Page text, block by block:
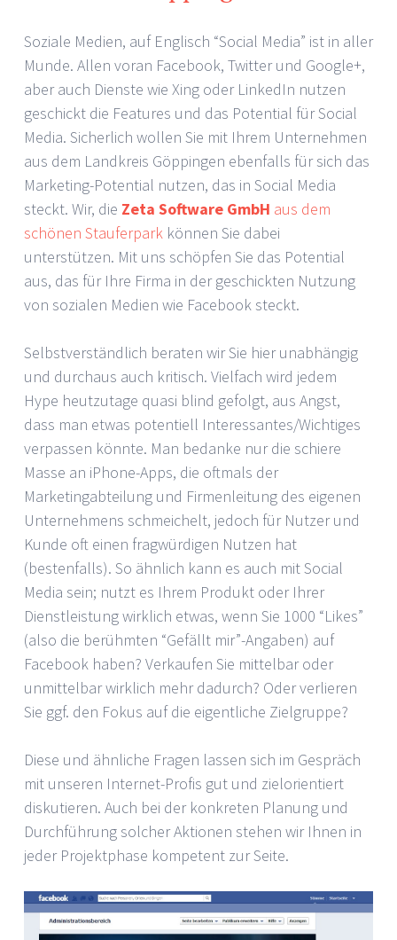
Soziale Medien, auf Englisch “Social Media” ist in aller
Munde. Allen voran Facebook, Twitter und Google+,
aber auch Dienste wie Xing oder LinkedIn nutzen
geschickt die Features und das Potential für Social
Media. Sicherlich wollen Sie mit Ihrem Unternehmen
aus dem Landkreis Göppingen ebenfalls für sich das
Marketing-Potential nutzen, das in Social Media
steckt. Wir, die Zeta Software GmbH aus dem
schönen Stauferpark können Sie dabei
unterstützen. Mit uns schöpfen Sie das Potential
aus, das für Ihre Firma in der geschickten Nutzung
von sozialen Medien wie Facebook steckt.
Selbstverständlich beraten wir Sie hier unabhängig
und durchaus auch kritisch. Vielfach wird jedem
Hype heutzutage quasi blind gefolgt, aus Angst,
dass man etwas potentiell Interessantes/Wichtiges
verpassen könnte. Man bedanke nur die schiere
Masse an iPhone-Apps, die oftmals der
Marketingabteilung und Firmenleitung des eigenen
Unternehmens schmeichelt, jedoch für Nutzer und
Kunde oft einen fragwürdigen Nutzen hat
(bestenfalls). So ähnlich kann es auch mit Social
Media sein; nutzt es Ihrem Produkt oder Ihrer
Dienstleistung wirklich etwas, wenn Sie 1000 “Likes”
(also die berühmten “Gefällt mir”-Angaben) auf
Facebook haben? Verkaufen Sie mittelbar oder
unmittelbar wirklich mehr dadurch? Oder verlieren
Sie ggf. den Fokus auf die eigentliche Zielgruppe?
Diese und ähnliche Fragen lassen sich im Gespräch
mit unseren Internet-Profis gut und zielorientiert
diskutieren. Auch bei der konkreten Planung und
Durchführung solcher Aktionen stehen wir Ihnen in
jeder Projektphase kompetent zur Seite.